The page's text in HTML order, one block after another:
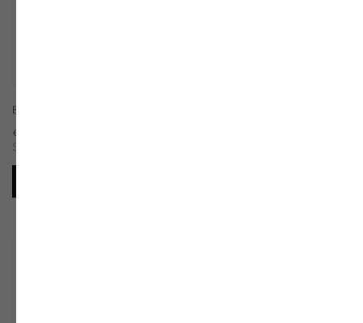
BLACK ANISOTROPY
€ 9,000.00
SAVOIR +